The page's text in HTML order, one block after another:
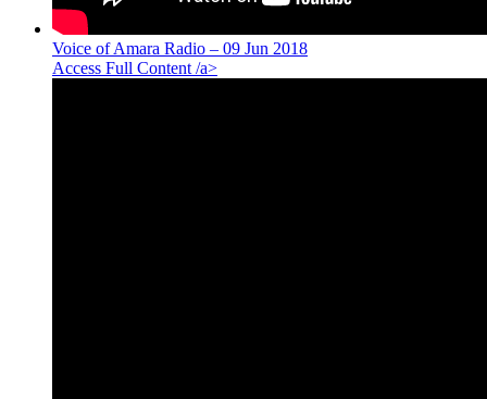
Voice of Amara Radio – 09 Jun 2018
Access Full Content /a>